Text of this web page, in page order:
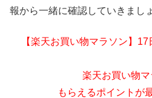
報から一緒に確認していきまし
【楽天お買い物マラソン】17
楽天お買い物
もらえるポイントが